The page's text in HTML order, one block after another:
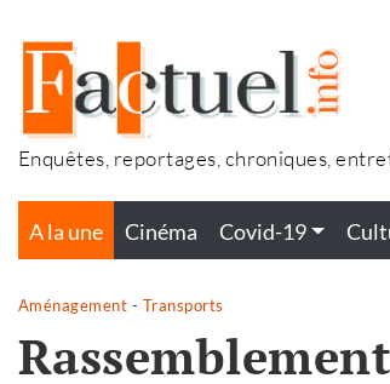
contenu
Enquêtes, reportages, chroniques,
A la une Cinéma Covid-19
Aménagement - Transports